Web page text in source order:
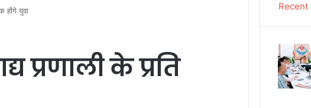
होंगे युवा
प्रणाली के प्रति
Recent